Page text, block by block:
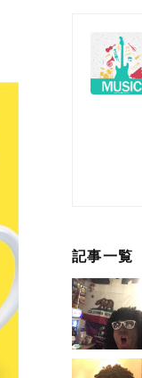
記事一覧